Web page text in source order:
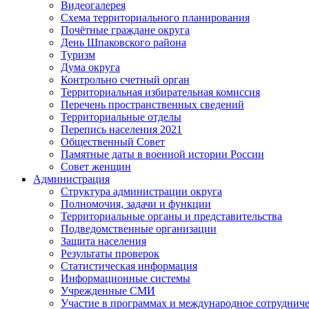
Видеогалерея
Схема территориального планирования
Почётные граждане округа
День Шпаковского района
Туризм
Дума округа
Контрольно счетный орган
Территориальная избирательная комиссия
Перечень пространственных сведений
Территориальные отделы
Перепись населения 2021
Общественный Совет
Памятные даты в военной истории России
Совет женщин
Администрация
Структура администрации округа
Полномочия, задачи и функции
Территориальные органы и представительства
Подведомственные организации
Защита населения
Результаты проверок
Статистическая информация
Информационные системы
Учрежденные СМИ
Участие в программах и международное